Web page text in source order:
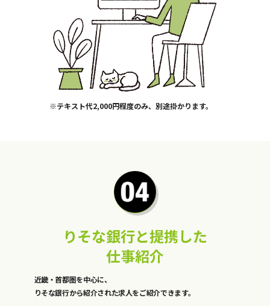
※テキスト代2,000円程度のみ、別途掛かります。
りそな銀行と提携した
仕事紹介
近畿・首都圏を中心に、
りそな銀行から紹介された求人をご紹介できます。